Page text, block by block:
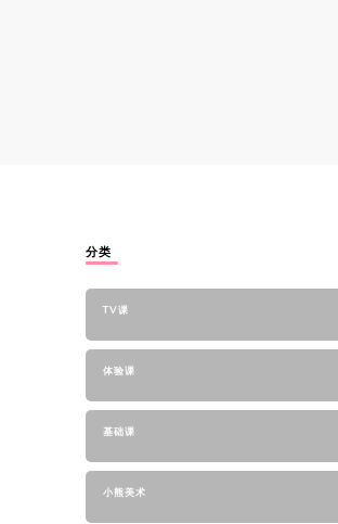
分类
TV课
体验课
基础课
小熊美术